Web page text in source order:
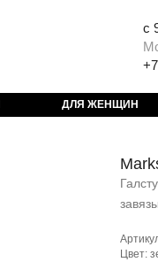
с
ДЛЯ ЖЕНЩИН
Цвет: